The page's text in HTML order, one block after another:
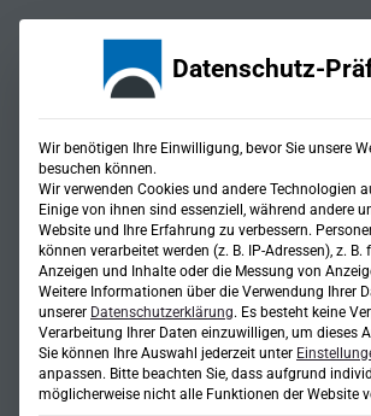
Einblicke
Mein Sprungbrett ins
Berufsleben bei
Consult
Datenschutz-
Wir benötigen Ihre Einwilligung, bevor Sie unsere
besuchen können.
Wir verwenden Cookies und andere Technologien
Einige von ihnen sind essenziell, während andere
Website und Ihre Erfahrung zu verbessern.
können verarbeitet werden (z. B. IP-Adressen), z.
Anzeigen und Inhalte oder die Messung von
Weitere Informationen über die Verwendung Ihrer
unserer Datenschutzerklärung. Es besteht keine
Verarbeitung Ihrer Daten einzuwilligen, um dieses
Sie können Ihre Auswahl jederzeit unter
anpassen. Bitte beachten Sie, dass aufgrund
möglicherweise nicht alle Funktionen der Website